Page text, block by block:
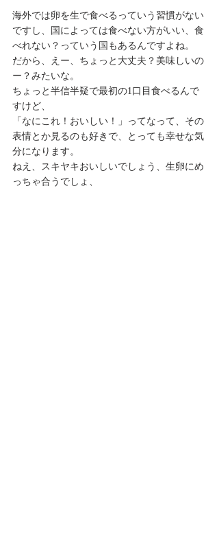
海外では卵を生で食べるっていう習慣がない
ですし、国によっては食べない方がいい、食
べれない？っていう国もあるんですよね。
だから、えー、ちょっと大丈夫？美味しいの
ー？みたいな。
ちょっと半信半疑で最初の1口目食べるんで
すけど、
「なにこれ！おいしい！」ってなって、その
表情とか見るのも好きで、とっても幸せな気
分になります。
ねえ、スキヤキおいしいでしょう、生卵にめ
っちゃ合うでしょ、